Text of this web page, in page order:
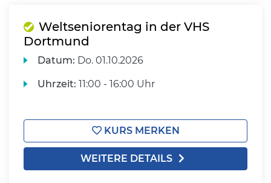
Weltseniorentag in der VHS
Dortmund
Datum: Do. 01.10.2026
Uhrzeit: 11:00 - 16:00 Uhr
KURS MERKEN
WEITERE DETAILS